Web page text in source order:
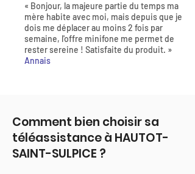
« Bonjour, la majeure partie du temps ma
mère habite avec moi, mais depuis que je
dois me déplacer au moins 2 fois par
semaine, l'offre minifone me permet de
rester sereine ! Satisfaite du produit. »
Annais
Comment bien choisir sa
téléassistance à HAUTOT-
SAINT-SULPICE ?